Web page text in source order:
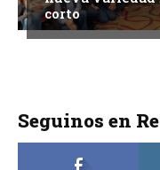
corto
Seguinos en